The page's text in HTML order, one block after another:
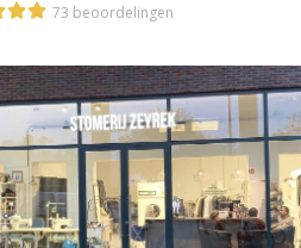
73 beoordelingen